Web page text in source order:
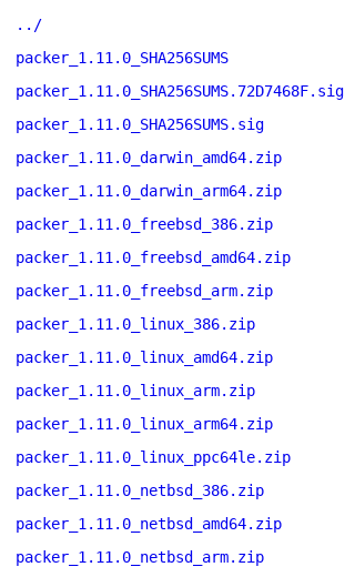
../
packer_1.11.0_SHA256SUMS
packer_1.11.0_SHA256SUMS.72D7468F.sig
packer_1.11.0_SHA256SUMS.sig
packer_1.11.0_darwin_amd64.zip
packer_1.11.0_darwin_arm64.zip
packer_1.11.0_freebsd_386.zip
packer_1.11.0_freebsd_amd64.zip
packer_1.11.0_freebsd_arm.zip
packer_1.11.0_linux_386.zip
packer_1.11.0_linux_amd64.zip
packer_1.11.0_linux_arm.zip
packer_1.11.0_linux_arm64.zip
packer_1.11.0_linux_ppc64le.zip
packer_1.11.0_netbsd_386.zip
packer_1.11.0_netbsd_amd64.zip
packer_1.11.0_netbsd_arm.zip